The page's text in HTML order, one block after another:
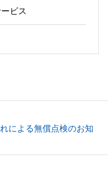
ビス
による無償点検のお知